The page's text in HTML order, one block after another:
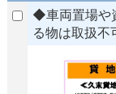
◆車両置場や
る物は取扱不